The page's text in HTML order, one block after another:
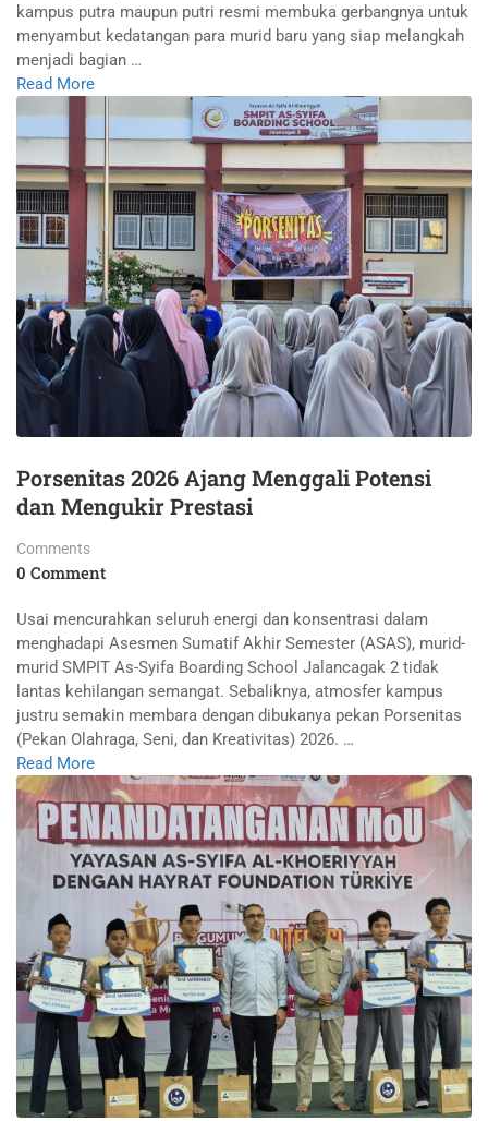
kampus putra maupun putri resmi membuka gerbangnya untuk
menyambut kedatangan para murid baru yang siap melangkah
menjadi bagian …
Read More
Porsenitas 2026 Ajang Menggali Potensi
dan Mengukir Prestasi
Comments
0 Comment
Usai mencurahkan seluruh energi dan konsentrasi dalam
menghadapi Asesmen Sumatif Akhir Semester (ASAS), murid-
murid SMPIT As-Syifa Boarding School Jalancagak 2 tidak
lantas kehilangan semangat. Sebaliknya, atmosfer kampus
justru semakin membara dengan dibukanya pekan Porsenitas
(Pekan Olahraga, Seni, dan Kreativitas) 2026. …
Read More